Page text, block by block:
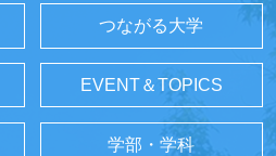
つながる大学
EVENT＆TOPICS
学部・学科